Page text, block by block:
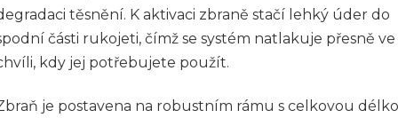
těsnění. K aktivaci zbraně stačí lehký úder do
části rukojeti, čímž se systém natlakuje přesně ve
kdy jej potřebujete použít.
je postavena na robustním rámu s celkovou